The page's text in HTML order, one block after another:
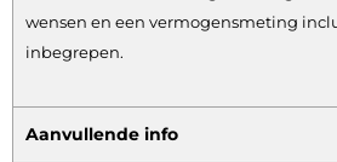
wensen en een vermogensmeting
inbegrepen.
Aanvullende info